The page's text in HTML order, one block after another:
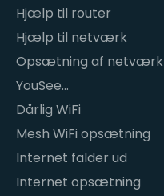
Hjælp til router
Hjælp til netværk
Opsætning af netværk
YouSee
internetproblemer
Dårlig WiFi
Mesh WiFi opsætning
Internet falder ud
Internet opsætning